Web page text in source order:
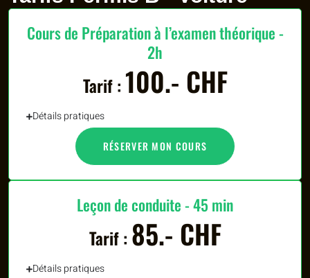
Cours de Préparation à l’examen théorique -
2h
Tarif :100.- CHF
Détails pratiques
RÉSERVER MON COURS
Leçon de conduite - 45 min
Tarif : 85.- CHF
Détails pratiques